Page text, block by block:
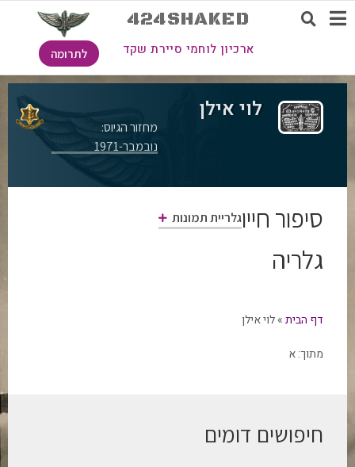
424SHAKED
ארכיון לוחמי סיירת שקד לתרומה
לוי אילן
מחזור הגיוס:
נובמבר-1971
סיפור חייוגלריית תמונות
גלריה
דף הבית»לוי אילן
מתוך:א
חיפושים דומים